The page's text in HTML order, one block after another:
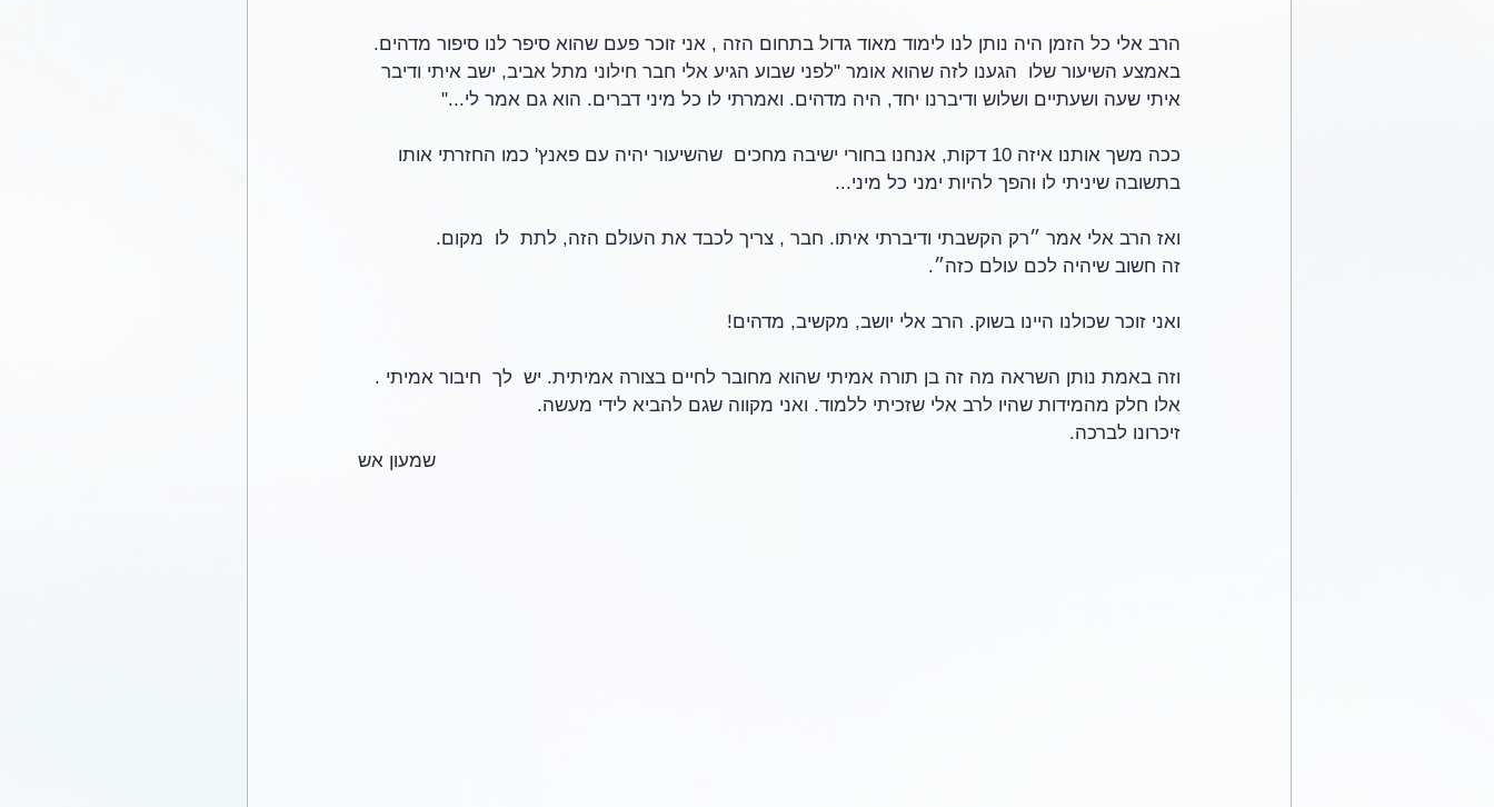
הרב אלי כל הזמן היה נותן לנו לימוד מאוד גדול בתחום הזה , אני זוכר פעם שהוא סיפר לנו סיפור מדהים.
באמצע השיעור שלו  הגענו לזה שהוא אומר "לפני שבוע הגיע אלי חבר חילוני מתל אביב, ישב איתי ודיבר
איתי שעה ושעתיים ושלוש ודיברנו יחד, היה מדהים. ואמרתי לו כל מיני דברים. הוא גם אמר לי..."
ככה משך אותנו איזה 10 דקות, אנחנו בחורי ישיבה מחכים  שהשיעור יהיה עם פאנץ' כמו החזרתי אותו
בתשובה שיניתי לו והפך להיות ימני כל מיני...
ואז הרב אלי אמר ״רק הקשבתי ודיברתי איתו. חבר , צריך לכבד את העולם הזה, לתת  לו  מקום.
זה חשוב שיהיה לכם עולם כזה״.
ואני זוכר שכולנו היינו בשוק. הרב אלי יושב, מקשיב, מדהים!
וזה באמת נותן השראה מה זה בן תורה אמיתי שהוא מחובר לחיים בצורה אמיתית. יש  לך  חיבור אמיתי .
אלו חלק מהמידות שהיו לרב אלי שזכיתי ללמוד. ואני מקווה שגם להביא לידי מעשה.
זיכרונו לברכה.
שמעון אש